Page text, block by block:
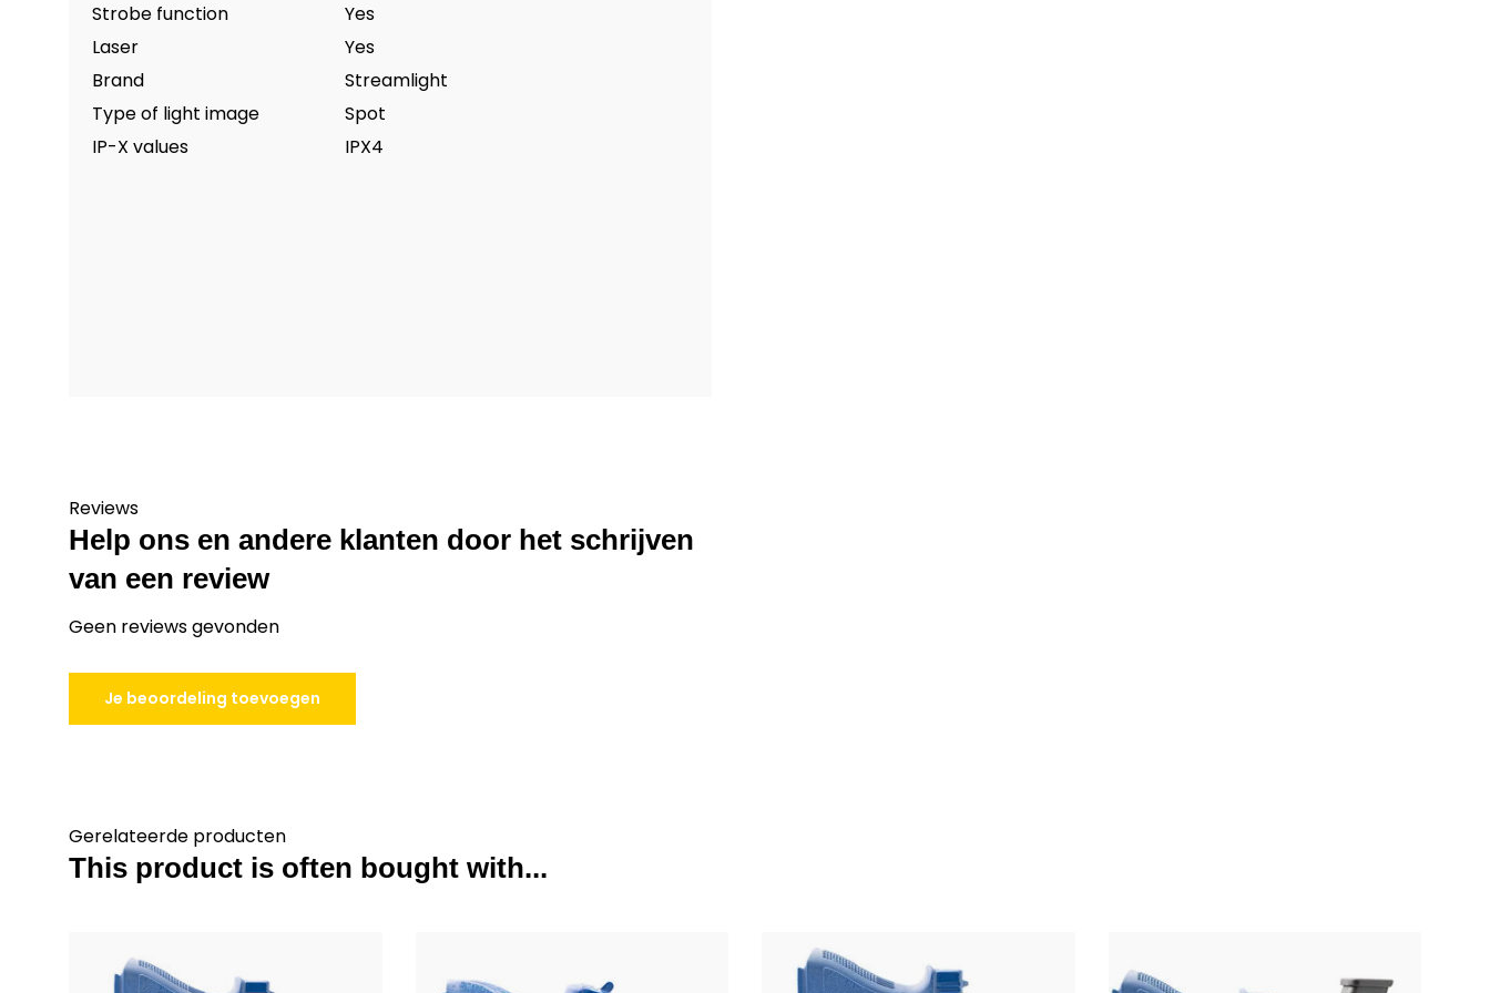
Strobe function
Yes
Laser
Yes
Brand
Streamlight
Type of light image
Spot
IP-X values
IPX4
Reviews
Help ons en andere klanten door het schrijven
van een review
Geen reviews gevonden
Je beoordeling toevoegen
Gerelateerde producten
This product is often bought with...